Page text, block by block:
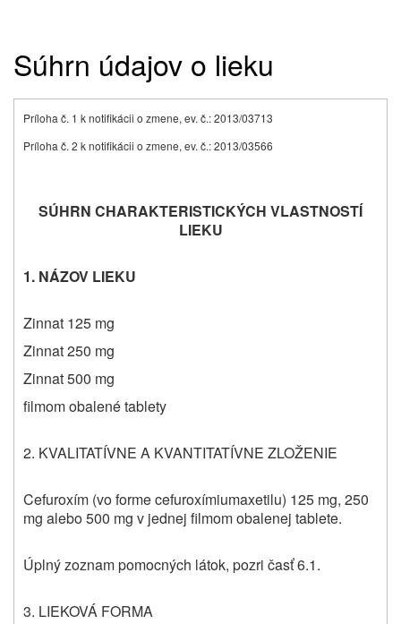
Súhrn údajov o lieku
Príloha č. 1 k notifikácii o zmene, ev. č.: 2013/03713
Príloha č. 2 k notifikácii o zmene, ev. č.: 2013/03566
SÚHRN CHARAKTERISTICKÝCH VLASTNOSTÍ
LIEKU
1. NÁZOV LIEKU
Zinnat 125 mg
Zinnat 250 mg
Zinnat 500 mg
filmom obalené tablety
2. KVALITATÍVNE A KVANTITATÍVNE ZLOŽENIE
Cefuroxím (vo forme cefuroxímiumaxetilu) 125 mg, 250
mg alebo 500 mg v jednej filmom obalenej tablete.
Úplný zoznam pomocných látok, pozri časť 6.1.
3. LIEKOVÁ FORMA